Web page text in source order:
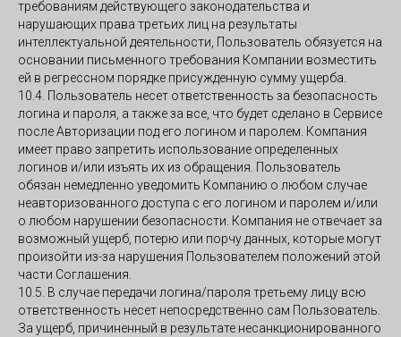
требованиям действующего законодательства и
нарушающих права третьих лиц на результаты
интеллектуальной деятельности, Пользователь обязуется на
основании письменного требования Компании возместить
ей в регрессном порядке присужденную сумму ущерба.
10.4. Пользователь несет ответственность за безопасность
логина и пароля, а также за все, что будет сделано в Сервисе
после Авторизации под его логином и паролем. Компания
имеет право запретить использование определенных
логинов и/или изъять их из обращения. Пользователь
обязан немедленно уведомить Компанию о любом случае
неавторизованного доступа с его логином и паролем и/или
о любом нарушении безопасности. Компания не отвечает за
возможный ущерб, потерю или порчу данных, которые могут
произойти из-за нарушения Пользователем положений этой
части Соглашения.
10.5. В случае передачи логина/пароля третьему лицу всю
ответственность несет непосредственно сам Пользователь.
За ущерб, причиненный в результате несанкционированного